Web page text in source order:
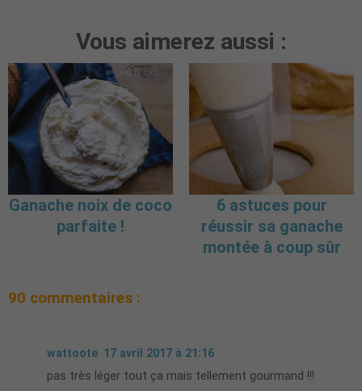
Vous aimerez aussi :
Ganache noix de coco
parfaite !
6 astuces pour
réussir sa ganache
montée à coup sûr
90 commentaires :
wattoote 17 avril 2017 à 21:16
pas très léger tout ça mais tellement gourmand !!!